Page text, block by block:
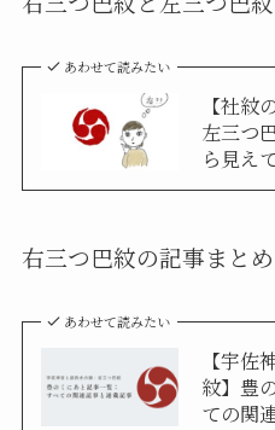
あわせて読みたい
【社紋
左三つ
ら見え
右三つ巴紋の記事まと
あわせて読みたい
【宇佐
紋】豊
ての関